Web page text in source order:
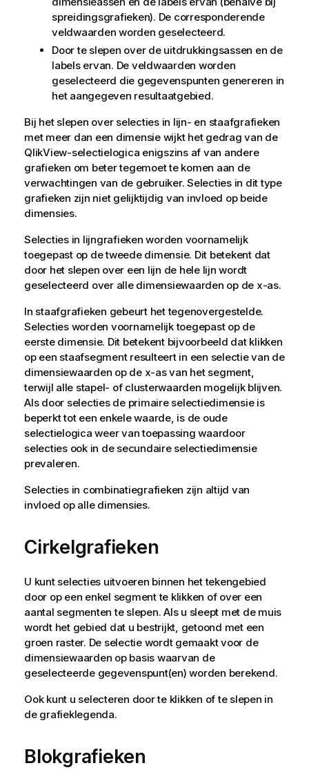
spreidingsgrafieken). De corresponderende
veldwaarden worden geselecteerd.
Door te slepen over de uitdrukkingsassen en de
labels ervan. De veldwaarden worden
geselecteerd die gegevenspunten genereren in
het aangegeven resultaatgebied.
Bij het slepen over selecties in lijn- en staafgrafieken
met meer dan een dimensie wijkt het gedrag van de
QlikView-selectielogica enigszins af van andere
grafieken om beter tegemoet te komen aan de
verwachtingen van de gebruiker. Selecties in dit type
grafieken zijn niet gelijktijdig van invloed op beide
dimensies.
Selecties in lijngrafieken worden voornamelijk
toegepast op de tweede dimensie. Dit betekent dat
door het slepen over een lijn de hele lijn wordt
geselecteerd over alle dimensiewaarden op de x-as.
In staafgrafieken gebeurt het tegenovergestelde.
Selecties worden voornamelijk toegepast op de
eerste dimensie. Dit betekent bijvoorbeeld dat klikken
op een staafsegment resulteert in een selectie van de
dimensiewaarden op de x-as van het segment,
terwijl alle stapel- of clusterwaarden mogelijk blijven.
Als door selecties de primaire selectiedimensie is
beperkt tot een enkele waarde, is de oude
selectielogica weer van toepassing waardoor
selecties ook in de secundaire selectiedimensie
prevaleren.
Selecties in combinatiegrafieken zijn altijd van
invloed op alle dimensies.
Cirkelgrafieken
U kunt selecties uitvoeren binnen het tekengebied
door op een enkel segment te klikken of over een
aantal segmenten te slepen. Als u sleept met de muis
wordt het gebied dat u bestrijkt, getoond met een
groen raster. De selectie wordt gemaakt voor de
dimensiewaarden op basis waarvan de
geselecteerde gegevenspunt(en) worden berekend.
Ook kunt u selecteren door te klikken of te slepen in
de grafieklegenda.
Blokgrafieken